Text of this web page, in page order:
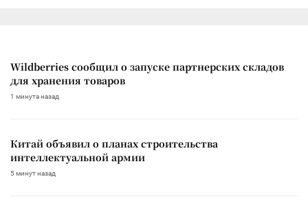
Wildberries сообщил о запуске партнерских складов
для хранения товаров
1 минута назад
Китай объявил о планах строительства
интеллектуальной армии
5 минут назад